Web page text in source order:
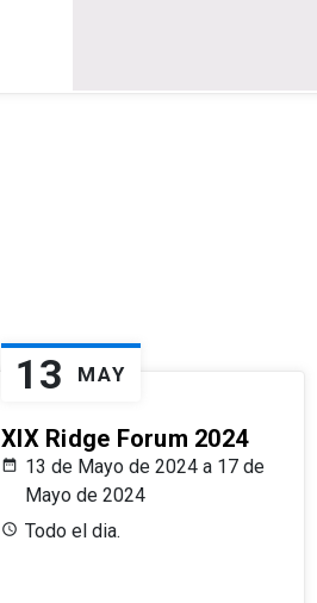
13 MAY
XIX Ridge Forum 2024
13 de Mayo de 2024 a 17 de
Mayo de 2024
Todo el dia.